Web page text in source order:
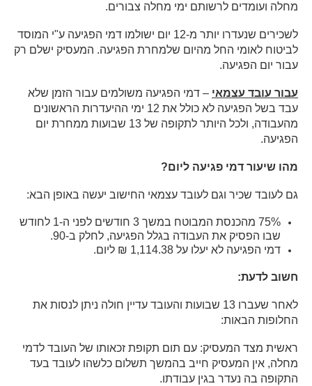
מחלה ועומדים לרשותם ימי מחלה צבורים.
לשכירים שנעדרו יותר מ-12 יום ישולמו דמי הפגיעה ע"י המוסד
לביטוח לאומי החל מהיום שלמחרת הפגיעה. המעסיק ישלם רק
עבור יום הפגיעה.
עבור עובד עצמאי – דמי הפגיעה משולמים עבור הזמן שלא
עבד בשל הפגיעה לא כולל את 12 ימי ההיעדרות הראשונים
מהעבודה, ולכל היותר לתקופה של 13 שבועות ממחרת יום
הפגיעה.
מהו שיעור דמי פגיעה ליום?
גם לעובד שכיר וגם לעובד עצמאי החישוב יעשה באופן הבא:
75% מהכנסת המבוטח במשך 3 חודשים לפני ה-1 לחודש
שבו הפסיק את העבודה בגלל הפגיעה, לחלק ב-90.
דמי הפגיעה לא יעלו על 1,114.38 ₪ ליום.
חשוב לדעת:
לאחר שעברו 13 שבועות והעובד עדיין חולה ניתן לנסות את
החלופות הבאות:
ראשית מצד המעסיק: עם תום תקופת זכאותו של העובד לדמי
מחלה, אין המעסיק חייב בהמשך תשלום כלשהו לעובד בעד
התקופה בה נעדר בגין עבודתו.